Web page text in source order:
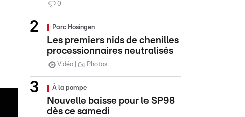
0
Parc Hosingen
Les premiers nids de chenilles
processionnaires neutralisés
Vidéo Photos
À la pompe
Nouvelle baisse pour le SP98
dès ce samedi